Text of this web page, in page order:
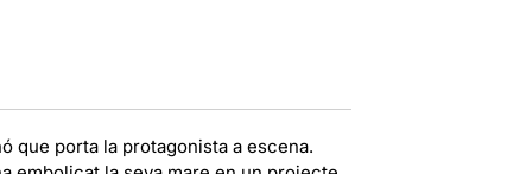
que porta la protagonista a escena.